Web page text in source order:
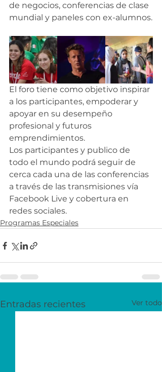
de negocios, conferencias de clase
mundial y paneles con ex-alumnos.
El foro tiene como objetivo inspirar
a los participantes, empoderar y
apoyar en su desempeño
profesional y futuros
emprendimientos.
Los participantes y publico de
todo el mundo podrá seguir de
cerca cada una de las conferencias
a través de las transmisiones vía
Facebook Live y cobertura en
redes sociales.
Programas Especiales
Entradas recientes Ver todo